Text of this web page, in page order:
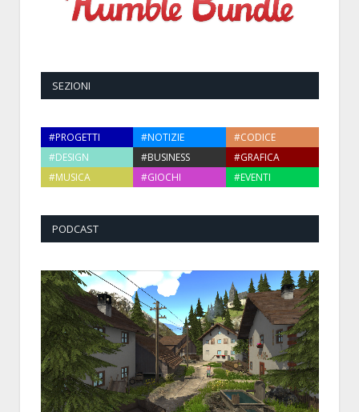
SEZIONI
#PROGETTI #NOTIZIE
#CODICE
#DESIGN
#BUSINESS
#GRAFICA
#MUSICA
#GIOCHI #EVENTI
PODCAST